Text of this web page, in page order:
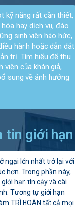
kỹ năng rất cần thiết,
hay dịch vụ, đào
sinh viên háo hức,
hành hoặc dẫn dắt
trị. Tìm hiểu để thu
viên của khán giả,
sung về ảnh hưởng
tin giới hạn
ngại lớn nhất trở lại với
hơn. Trong phần này,
hạn tin cậy và cài
Tương tự giới hạn
TRÌ HOÃN tất cả mọi